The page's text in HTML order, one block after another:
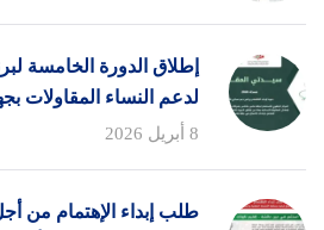
إطلاق الدورة الخامسة
لدعم النساء المقاولات
8 أبريل 2026
طلب إبداء الإهتمام من